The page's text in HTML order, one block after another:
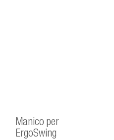
Manico per
ErgoSwing